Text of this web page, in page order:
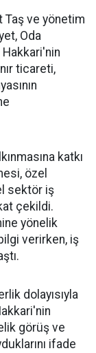
Taş ve yönetim
Oda
ticareti,
katkı
özel
sektör iş
çekildi.
yönelik
verirken, iş
dolayısıyla
görüş ve
ifade